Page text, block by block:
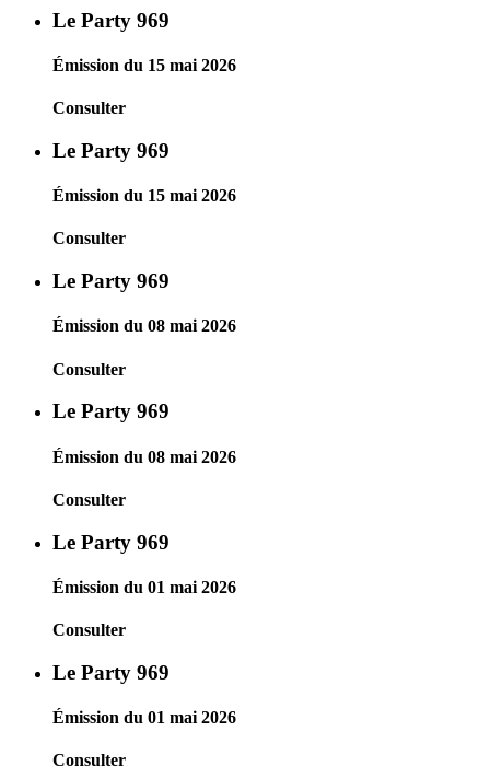
Le Party 969
Émission du 15 mai 2026
Consulter
Le Party 969
Émission du 15 mai 2026
Consulter
Le Party 969
Émission du 08 mai 2026
Consulter
Le Party 969
Émission du 08 mai 2026
Consulter
Le Party 969
Émission du 01 mai 2026
Consulter
Le Party 969
Émission du 01 mai 2026
Consulter